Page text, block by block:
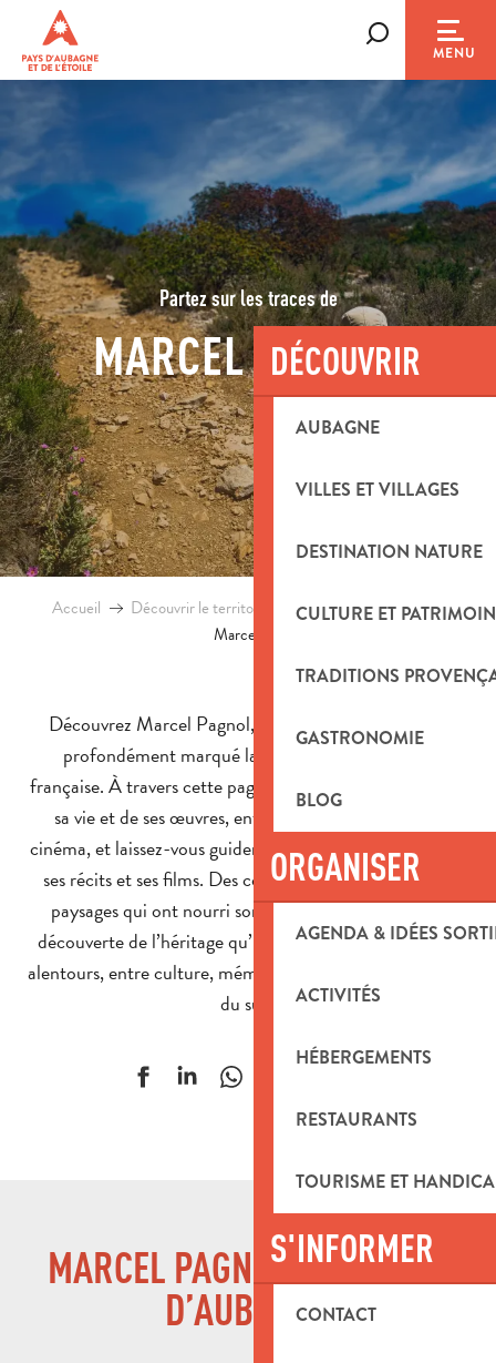
contenu
principal
MENU
DÉCOUVRIR
AUBAGNE
VILLES ET VILLAGES
DESTINATION NATURE
CULTURE ET
TRADITIONS
GASTRONOMIE
BLOG
ORGANISER
AGENDA & IDÉES
ACTIVITÉS
HÉBERGEMENTS
RESTAURANTS
TOURISME ET
S'INFORMER
CONTACT
Partez sur les traces de
MARCEL PAGNOL
Accueil Découvrir le territoire
Culture et patrimoine
Marcel Pagnol
Découvrez Marcel Pagnol, écrivain et cinéaste qui a
profondément marqué la Provence et la culture
française. À travers cette page, plongez dans l’histoire de
sa vie et de ses œuvres, entre littérature, théâtre et
cinéma, et laissez-vous guider sur les lieux qui ont inspiré
ses récits et ses films. Des collines de son enfance aux
paysages qui ont nourri son imagination, partez à la
découverte de l’héritage qu’il a laissé à Aubagne et aux
alentours, entre culture, mémoire et sites emblématiques
du sud.
MARCEL PAGNOL : L’ENFANT
D’AUBAGNE